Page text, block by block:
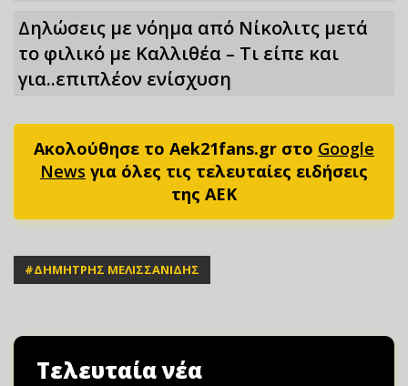
Δηλώσεις με νόημα από Νίκολιτς μετά
το φιλικό με Καλλιθέα – Τι είπε και
για..επιπλέον ενίσχυση
Ακολούθησε το Aek21fans.gr στο Google
News για όλες τις τελευταίες ειδήσεις
της ΑΕΚ
#ΔΗΜΗΤΡΗΣ ΜΕΛΙΣΣΑΝΙΔΗΣ
Τελευταία νέα